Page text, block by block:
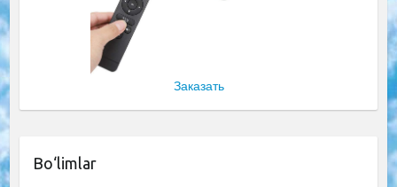
Заказать
Bo‘limlar